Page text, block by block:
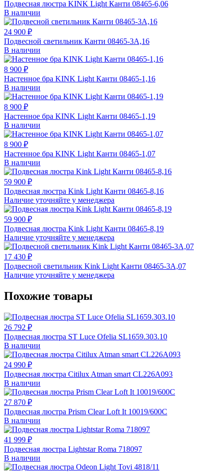
Подвесная люстра KINK Light Канти 08465-6,06
В наличии
24 900 ₽
Подвесной светильник Канти 08465-3A,16
В наличии
8 900 ₽
Настенное бра KINK Light Канти 08465-1,16
В наличии
8 900 ₽
Настенное бра KINK Light Канти 08465-1,19
В наличии
8 900 ₽
Настенное бра KINK Light Канти 08465-1,07
В наличии
59 900 ₽
Подвесная люстра Kink Light Канти 08465-8,16
Наличие уточняйте у менеджера
59 900 ₽
Подвесная люстра Kink Light Канти 08465-8,19
Наличие уточняйте у менеджера
17 430 ₽
Подвесной светильник Kink Light Канти 08465-3A,07
Наличие уточняйте у менеджера
Похожие товары
26 792 ₽
Подвесная люстра ST Luce Ofelia SL1659.303.10
В наличии
24 990 ₽
Подвесная люстра Citilux Atman smart CL226A093
В наличии
27 870 ₽
Подвесная люстра Prism Clear Loft It 10019/600C
В наличии
41 999 ₽
Подвесная люстра Lightstar Roma 718097
В наличии